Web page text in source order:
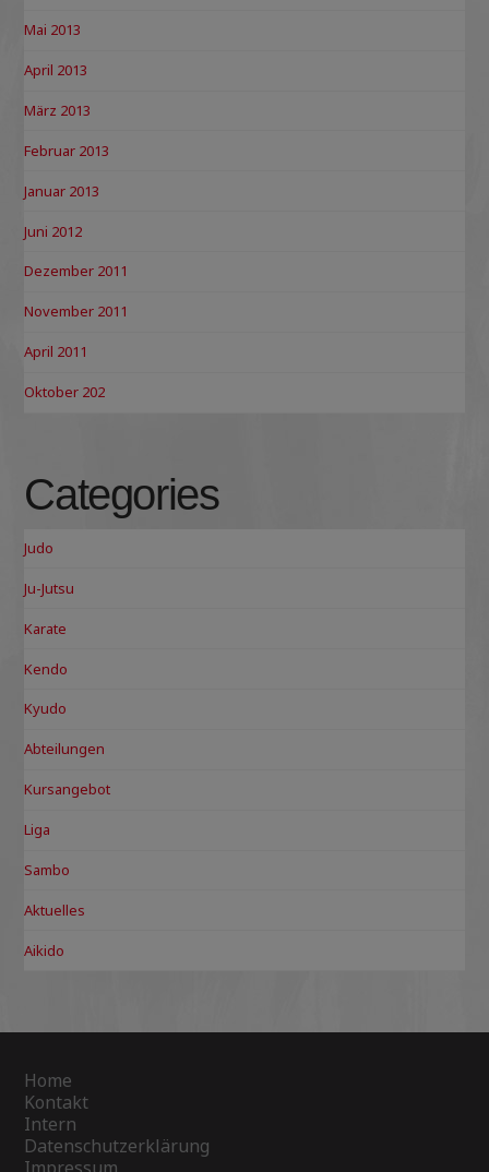
Mai 2013
April 2013
März 2013
Februar 2013
Januar 2013
Juni 2012
Dezember 2011
November 2011
April 2011
Oktober 202
Categories
Judo
Ju-Jutsu
Karate
Kendo
Kyudo
Abteilungen
Kursangebot
Liga
Sambo
Aktuelles
Aikido
Home
Kontakt
Intern
Datenschutzerklärung